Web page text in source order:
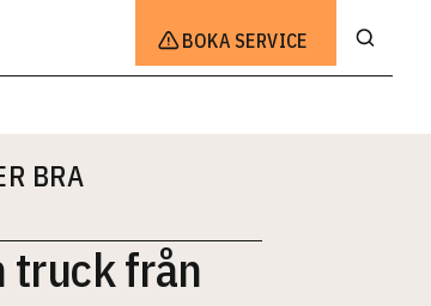
BOKA SERVICE
BRA
truck från